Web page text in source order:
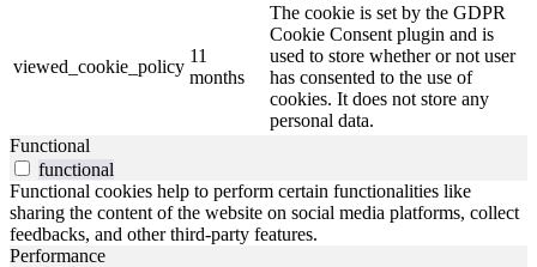
viewed_cookie_policy
11
months
The cookie is set by the GDPR
Cookie Consent plugin and is
used to store whether or not user
has consented to the use of
cookies. It does not store any
personal data.
Functional
functional
Functional cookies help to perform certain functionalities like
sharing the content of the website on social media platforms, collect
feedbacks, and other third-party features.
Performance